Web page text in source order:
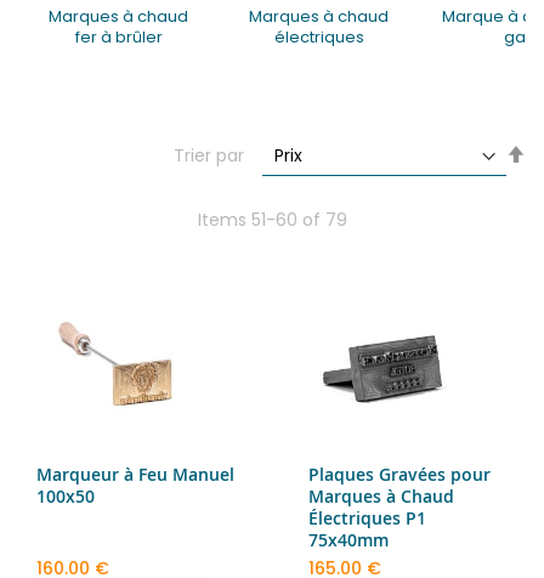
marques à chaud
fer à brûler
marques à chaud
électriques
marque à chaud au
gaz
Items 51-60 of 79
Trier par
Marqueur à Feu Manuel
100x50
160.00 €
Plaques Gravées pour
Marques à Chaud
Électriques P1
75x40mm
165.00 €